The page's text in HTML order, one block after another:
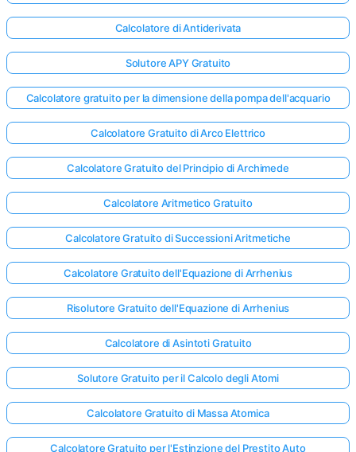
Calcolatore di Antiderivata
Solutore APY Gratuito
Calcolatore gratuito per la dimensione della pompa dell'acquario
Calcolatore Gratuito di Arco Elettrico
Calcolatore Gratuito del Principio di Archimede
Calcolatore Aritmetico Gratuito
Calcolatore Gratuito di Successioni Aritmetiche
Calcolatore Gratuito dell'Equazione di Arrhenius
Risolutore Gratuito dell'Equazione di Arrhenius
Calcolatore di Asintoti Gratuito
Solutore Gratuito per il Calcolo degli Atomi
Calcolatore Gratuito di Massa Atomica
Calcolatore Gratuito per l'Estinzione del Prestito Auto